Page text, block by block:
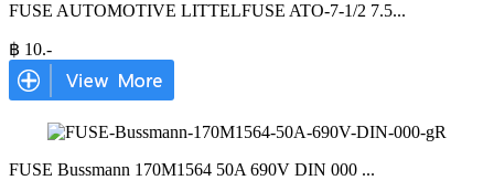
FUSE AUTOMOTIVE LITTELFUSE ATO-7-1/2 7.5...
฿ 10.-
FUSE Bussmann 170M1564 50A 690V DIN 000 ...